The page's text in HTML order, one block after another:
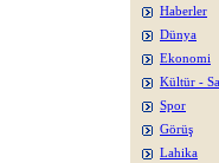
Haberler
Dünya
Ekonomi
Kültür -
Spor
Görüş
Lahika